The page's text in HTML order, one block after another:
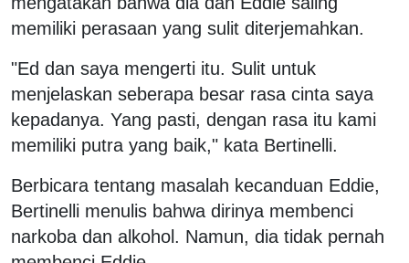
memiliki perasaan yang sulit diterjemahkan.
"Ed dan saya mengerti itu. Sulit untuk
menjelaskan seberapa besar rasa cinta saya
kepadanya. Yang pasti, dengan rasa itu kami
memiliki putra yang baik," kata Bertinelli.
Berbicara tentang masalah kecanduan Eddie,
Bertinelli menulis bahwa dirinya membenci
narkoba dan alkohol. Namun, dia tidak pernah